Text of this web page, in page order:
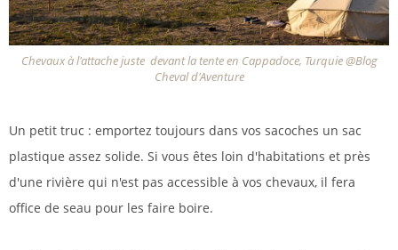
Chevaux à l'attache juste devant la tente en Cappadoce, Turquie @Blog
Cheval d'Aventure
Un petit truc : emportez toujours dans vos sacoches un sac
plastique assez solide. Si vous êtes loin d'habitations et près
d'une rivière qui n'est pas accessible à vos chevaux, il fera
office de seau pour les faire boire.